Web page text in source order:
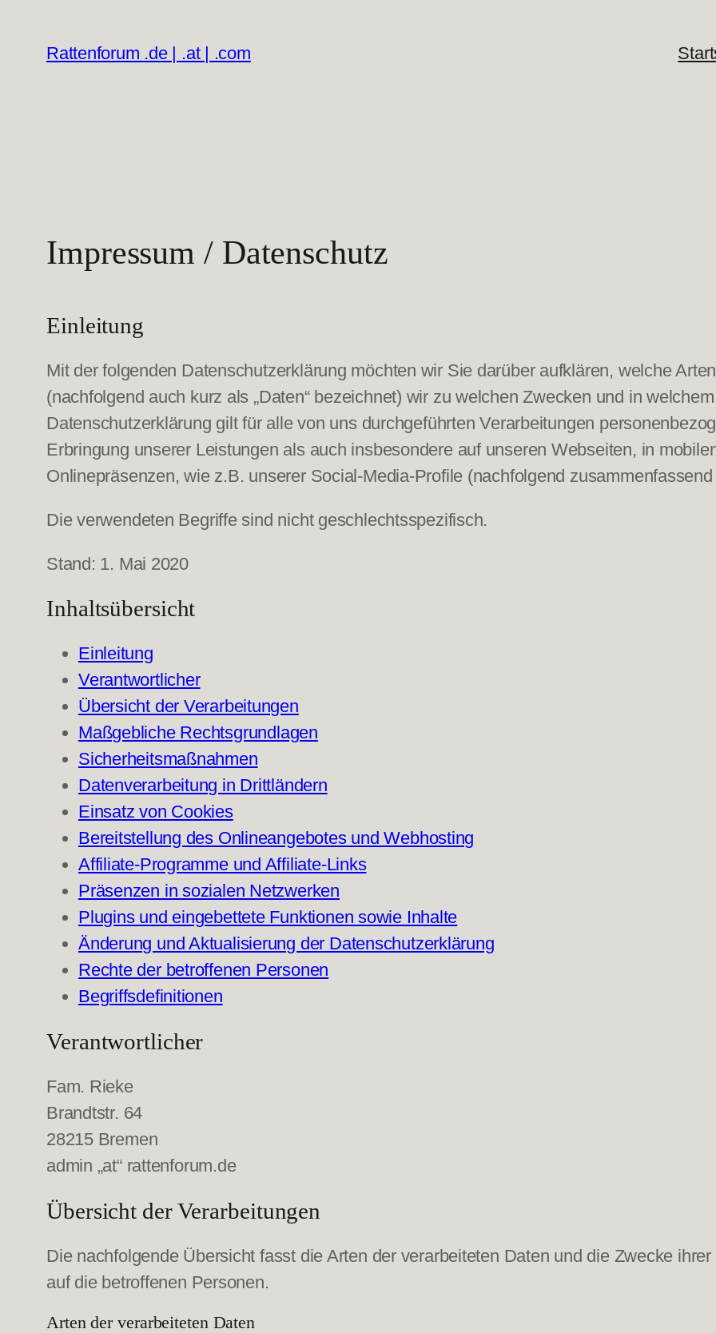
Rattenforum .de | .at | .com
Impressum / Datenschutz
Einleitung
Mit der folgenden Datenschutzerklärung möchten wir Sie darüber aufklären, welche
(nachfolgend auch kurz als „Daten“ bezeichnet) wir zu welchen Zwecken und in
Datenschutzerklärung gilt für alle von uns durchgeführten Verarbeitungen
Erbringung unserer Leistungen als auch insbesondere auf unseren Webseiten, in
Onlinepräsenzen, wie z.B. unserer Social-Media-Profile (nachfolgend
Die verwendeten Begriffe sind nicht geschlechtsspezifisch.
Stand: 1. Mai 2020
Inhaltsübersicht
Einleitung
Verantwortlicher
Übersicht der Verarbeitungen
Maßgebliche Rechtsgrundlagen
Sicherheitsmaßnahmen
Datenverarbeitung in Drittländern
Einsatz von Cookies
Bereitstellung des Onlineangebotes und Webhosting
Affiliate-Programme und Affiliate-Links
Präsenzen in sozialen Netzwerken
Plugins und eingebettete Funktionen sowie Inhalte
Änderung und Aktualisierung der Datenschutzerklärung
Rechte der betroffenen Personen
Begriffsdefinitionen
Verantwortlicher
Fam. Rieke
Brandtstr. 64
28215 Bremen
admin „at“ rattenforum.de
Übersicht der Verarbeitungen
Die nachfolgende Übersicht fasst die Arten der verarbeiteten Daten und die Zwecke
auf die betroffenen Personen.
Arten der verarbeiteten Daten